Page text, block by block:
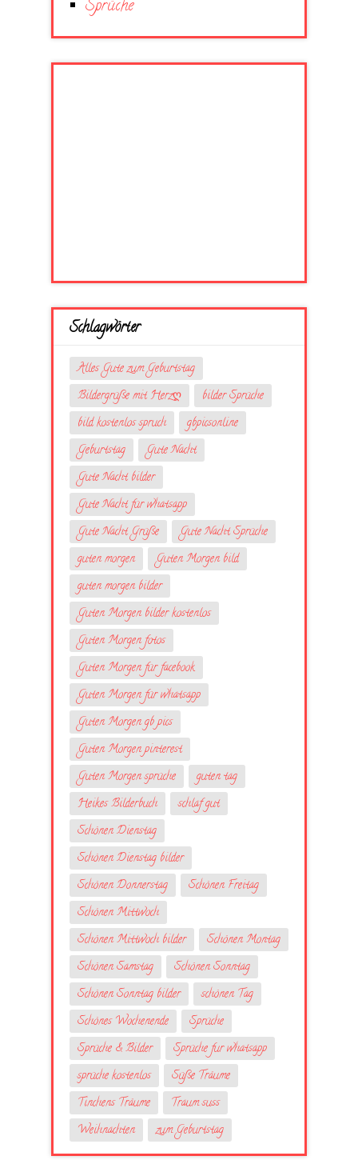
Sprüche
Schlagwörter
Alles Gute zum Geburtstag
Bildergrüße mit Herzღ
bilder Sprüche
bild kostenlos spruch
gbpicsonline
Geburtstag
Gute Nacht
Gute Nacht bilder
Gute Nacht für whatsapp
Gute Nacht Grüße
Gute Nacht Sprüche
guten morgen
Guten Morgen bild
guten morgen bilder
Guten Morgen bilder kostenlos
Guten Morgen fotos
Guten Morgen für facebook
Guten Morgen für whatsapp
Guten Morgen gb pics
Guten Morgen pinterest
Guten Morgen sprüche
guten tag
Heikes Bilderbuch
schlaf gut
Schönen Dienstag
Schönen Dienstag bilder
Schönen Donnerstag
Schönen Freitag
Schönen Mittwoch
Schönen Mittwoch bilder
Schönen Montag
Schönen Samstag
Schönen Sonntag
Schönen Sonntag bilder
schönen Tag
Schönes Wochenende
Sprüche
Sprüche & Bilder
Sprüche fur whatsapp
sprüche kostenlos
Süße Träume
Tinchens Träume
Traum suss
Weihnachten
zum Geburtstag